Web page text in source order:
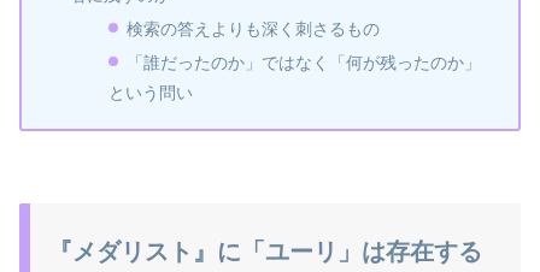
検索の答えよりも深く刺さるもの
「誰だったのか」ではなく「何が残ったのか」
という問い
『メダリスト』に「ユーリ」は存在する